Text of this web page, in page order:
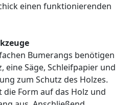
einen funktionierenden
Bumerangs benötigen
eine Säge, Schleifpapier und
zum Schutz des Holzes.
die Form auf das Holz und